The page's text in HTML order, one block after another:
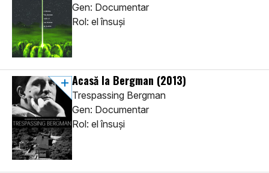
Gen: Documentar
Rol: el însuși
Acasă la Bergman (2013)
Trespassing Bergman
Gen: Documentar
Rol: el însuși